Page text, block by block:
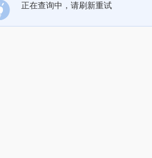
正在查询中，请刷新重试